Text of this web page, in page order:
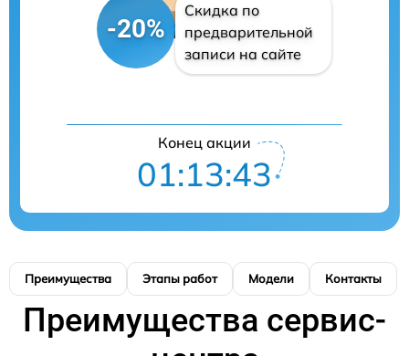
-20%
Скидка по
предварительной
записи на сайте
Конец акции
01:13:42
Преимущества Этапы работ Модели Контакты
Преимущества сервис-